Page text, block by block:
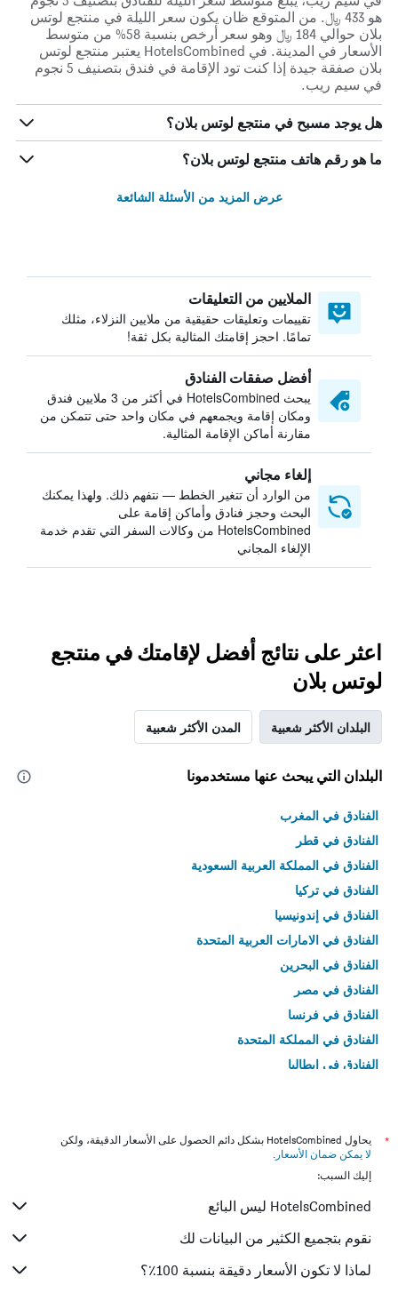
هو 433 ﷼. من المتوقع ظان يكون سعر الليلة في منتجع لوتس
بلان حوالي 184 ﷼ وهو سعر أرخص بنسبة 58% من متوسط
الأسعار في المدينة. في HotelsCombined يعتبر منتجع لوتس
بلان صفقة جيدة إذا كنت تود الإقامة في فندق بتصنيف 5 نجوم
في سيم ريب.
هل يوجد مسبح في منتجع لوتس بلان؟
ما هو رقم هاتف منتجع لوتس بلان؟
عرض المزيد من الأسئلة الشائعة
الملايين من التعليقات
تقييمات وتعليقات حقيقية من ملايين النزلاء، مثلك
تمامًا. احجز إقامتك المثالية بكل ثقة!
أفضل صفقات الفنادق
يبحث HotelsCombined في أكثر من 3 ملايين فندق
ومكان إقامة ويجمعهم في مكان واحد حتى تتمكن من
مقارنة أماكن الإقامة المثالية.
إلغاء مجاني
من الوارد أن تتغير الخطط — نتفهم ذلك. ولهذا يمكنك
البحث وحجز فنادق وأماكن إقامة على
HotelsCombined من وكالات السفر التي تقدم خدمة
الإلغاء المجاني
اعثر على نتائج أفضل لإقامتك في منتجع
لوتس بلان
البلدان الأكثر شعبية المدن الأكثر شعبية
البلدان التي يبحث عنها مستخدمونا
الفنادق في المغرب
الفنادق في قطر
الفنادق في المملكة العربية السعودية
الفنادق في تركيا
الفنادق في إندونيسيا
الفنادق في الامارات العربية المتحدة
الفنادق في البحرين
الفنادق في مصر
الفنادق في فرنسا
الفنادق في المملكة المتحدة
الفنادق في إيطاليا
*
يحاول HotelsCombined بشكل دائم الحصول على الأسعار الدقيقة، ولكن
لا يمكن ضمان الأسعار .
إليك السبب:
HotelsCombined ليس البائع
نقوم بتجميع الكثير من البيانات لك
لماذا لا تكون الأسعار دقيقة بنسبة 100٪؟